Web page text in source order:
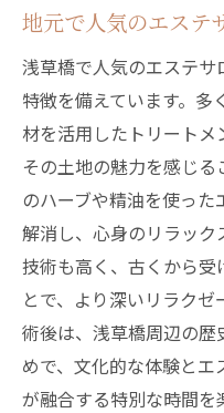
歴史とエステ
リラクゼーシ
エステ体験を
歴史に包まれ
エステと歴史
浅草橋の歴史
ストレスを忘れる
体験
浅草橋のエス
エステでリフ
心身ともにリ
地元で人気のエステ
浅草橋で人気のエステ
特徴を備えています。多
材を活用したトリート
その土地の魅力を感じ
のハーブや精油を使っ
解消し、心身のリラック
技術も高く、古くから
とで、より深いリラク
術後は、浅草橋周辺の
めで、文化的な体験と
が融合する特別な時間を